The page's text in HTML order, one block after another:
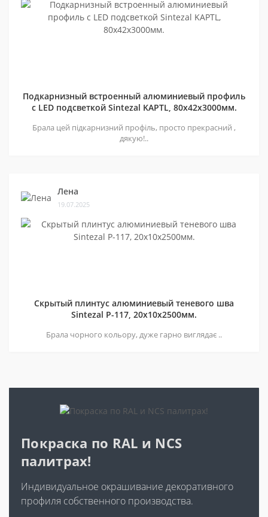
Подкарнизный встроенный алюминиевый профиль
с LED подсветкой Sintezal KAPTL, 80х42x3000мм.
Брала цей підкарнизний профіль, просто прекрасний ,
дякую!..
Лена
19.07.2025
Скрытый плинтус алюминиевый теневого шва
Sintezal P-117, 20х10х2500мм.
Брала чорного кольору, дуже гарно виглядає ..
Покраска по RAL и NCS
палитрах!
Индивидуальное окрашивание декоративного
профиля собственного производства.